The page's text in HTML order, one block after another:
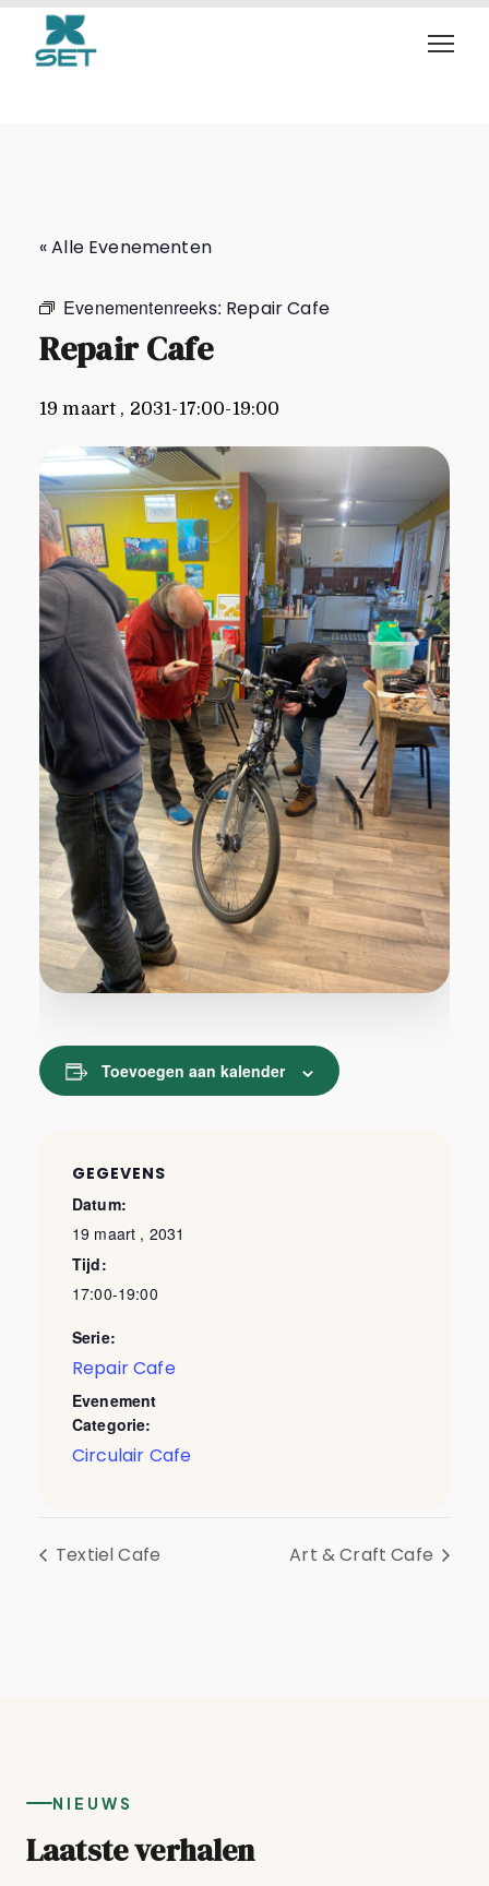
Repair Cafe
« Alle Evenementen
Evenementenreeks: Repair Cafe
Repair Cafe
19 maart , 2031-17:00-19:00
Toevoegen aan kalender
GEGEVENS
Datum:
19 maart , 2031
Tijd:
17:00-19:00
Serie:
Repair Cafe
Evenement
Categorie:
Circulair Cafe
Textiel Cafe Art & Craft Cafe
NIEUWS
Laatste verhalen